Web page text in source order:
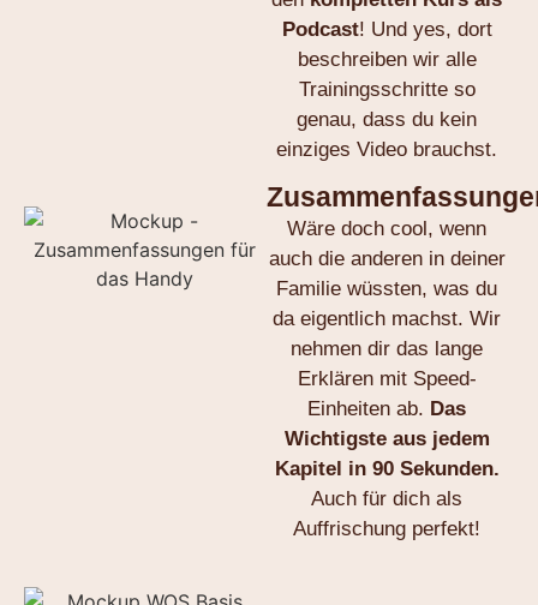
Podcast! Und yes, dort
beschreiben wir alle
Trainingsschritte so
genau, dass du kein
einziges Video brauchst.
Wäre doch cool, wenn
auch die anderen in deiner
Familie wüssten, was du
da eigentlich machst. Wir
nehmen dir das lange
Erklären mit Speed-
Einheiten ab. Das
Wichtigste aus jedem
Kapitel in 90 Sekunden.
Auch für dich als
Auffrischung perfekt!